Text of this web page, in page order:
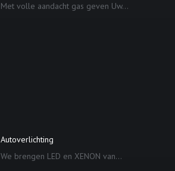
Met volle aandacht gas geven Uw...
Autoverlichting
We brengen LED en XENON van...